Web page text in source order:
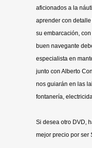
aficionados a la
aprender con
su embarcación,
buen navegante
especialista en
junto con Alberto
nos guiarán en las
fontanería,
Si desea otro DVD,
mejor precio por ser